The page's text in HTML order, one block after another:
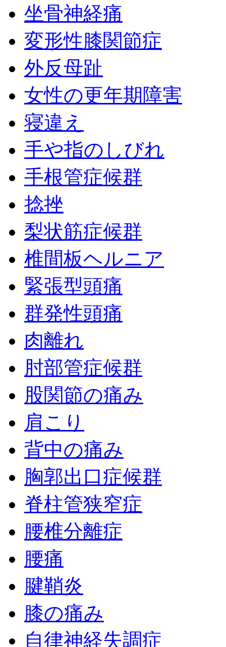
坐骨神経痛
変形性膝関節症
外反母趾
女性の更年期障害
寝違え
手や指のしびれ
手根管症候群
捻挫
梨状筋症候群
椎間板ヘルニア
緊張型頭痛
群発性頭痛
肉離れ
肘部管症候群
股関節の痛み
肩こり
背中の痛み
胸郭出口症候群
脊柱管狭窄症
腰椎分離症
腰痛
腱鞘炎
膝の痛み
自律神経失調症